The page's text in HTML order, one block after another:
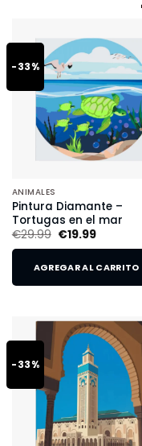
-33%
ANIMALES
Pintura Diamante –
Tortugas en el mar
€29.99 €19.99
AGREGAR AL CARRITO
-33%